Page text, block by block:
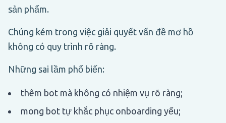
sản phẩm.
Chúng kém trong việc giải quyết vấn đề mơ hồ
không có quy trình rõ ràng.
Những sai lầm phổ biến:
thêm bot mà không có nhiệm vụ rõ ràng;
mong bot tự khắc phục onboarding yếu;